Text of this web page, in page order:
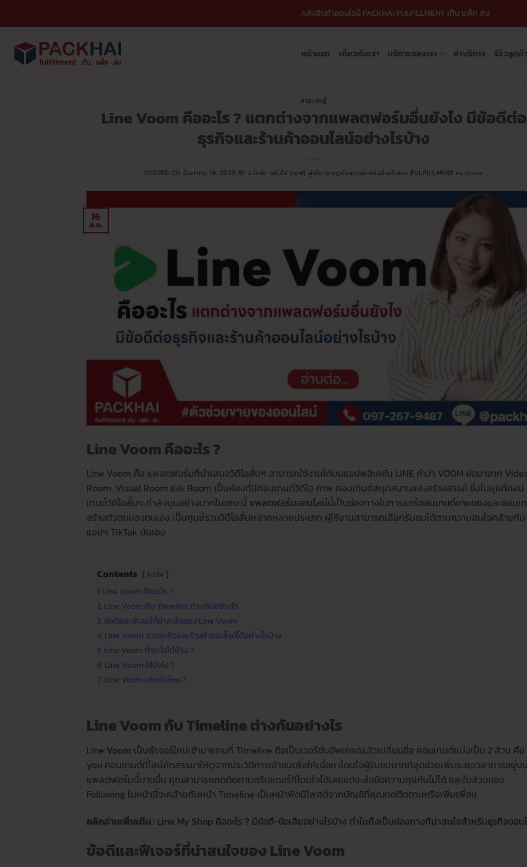
เนื้อหา
คลังสินค้าออนไลน์ PACKHAI FULFILLMENT เก็บ แพ็ค ส่ง
หน้าแรก เกี่ยวกับเรา บริการของเรา ค่าบริการ รีวิวลูกค้า
สาระน่ารู้
Line Voom คืออะไร ? แตกต่างจากแพลตฟอร์มอื่นยังไง มีข้อดีต่อ
ธุรกิจและร้านค้าออนไลน์อย่างไรบ้าง
POSTED ON สิงหาคม 16, 2023 BY ธวัชชัย แก้วใส (เอฟ) ผู้เชี่ยวชาญด้านระบบคลังสินค้าและ FULFILLMENT ครบวงจร
16
ส.ค.
Line Voom คืออะไร ?
Line Voom คือ แพลตฟอร์มที่นำเสนอวิดีโอสั้นๆ สามารถใช้งานได้บนแอปพลิเคชั่น LINE คำว่า VOOM ย่อมาจาก
Room, Visual Room และ Boom เป็นห้องที่มีคอนเทนต์วิดีโอ ภาพ คอนเทนต์สนุกสนานและสร้างสรรค์ ซึ่งในยุคที่คอน
เทนต์วิดีโอสั้นๆ กำลังบูมอย่างมากในขณะนี้ แพลตฟอร์มออนไลน์นี้เป็นช่องทางในการแชร์คอนเทนต์ขายของและคอนเ
สร้างตัวตนของตนเอง เป็นศูนย์รวมวิดีโอสั้นหลากหลายประเภท ผู้ใช้งานสามารถเลือกรับชมได้ตามความสนใจคล้ายกับ
แอปฯ TikTok นั่นเอง
Contents hide
1 Line Voom คืออะไร ?
2 Line Voom กับ Timeline ต่างกันอย่างไร
3 ข้อดีและฟีเจอร์ที่น่าสนใจของ Line Voom
4 Line Voom ช่วยธุรกิจและร้านค้าออนไลน์ได้อย่างไรบ้าง
5 Line Voom ทำอะไรได้บ้าง ?
6 Line Voom ใช้ยังไง ?
7 Line Voom เสียเงินไหม ?
Line Voom กับ Timeline ต่างกันอย่างไร
Line Voom เป็นฟีเจอร์ใหม่เข้ามาแทนที่ Timeline ถือเป็นเวอร์ชั่นอัพเกรดแล้วเปลี่ยนชื่อ คอนเทนต์แบ่งเป็น 2 ส่วน คือ
you คอนเทนต์ที่ไลน์คัดสรรมาให้ดูจากประวัติการเข้าชมเพื่อให้เนื้อหาโดนใจผู้รับชมมากที่สุดช่วยเพิ่มระยะเวลาการอยู่บน
แพลตฟอร์มนี้นานขึ้น คุณสามารถกดติดตามครีเอเตอร์ที่โดนใจได้เลยแต่จะส่งข้อความคุยกันไม่ได้ และในส่วนของ
Following ในหน้านี้จะคล้ายกับหน้า Timeline เป็นหน้าฟีดมีโพสต์จากบัญชีที่คุณกดติดตามหรือเพิ่มเพื่อน
คลิกอ่านเพิ่มเติม : Line My Shop คืออะไร ? มีข้อดี-ข้อเสียอย่างไรบ้าง ทำไมถึงเป็นช่องทางที่น่าสนใจสำหรับธุรกิจออน
ข้อดีและฟีเจอร์ที่น่าสนใจของ Line Voom